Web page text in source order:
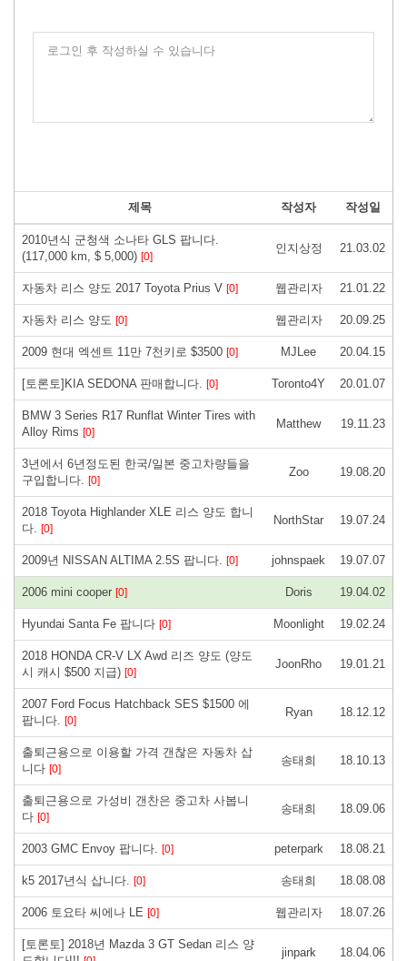
로그인 후 작성하실 수 있습니다
제목 작성자 작성일
2010년식 군청색 소나타 GLS 팝니다.
(117,000 km, $ 5,000) [0]
인지상정 21.03.02
자동차 리스 양도 2017 Toyota Prius V [0] 웹관리자 21.01.22
자동차 리스 양도 [0] 웹관리자 20.09.25
2009 현대 엑센트 11만 7천키로 $3500 [0] MJLee 20.04.15
[토론토]KIA SEDONA 판매합니다. [0] Toronto4Y 20.01.07
BMW 3 Series R17 Runflat Winter Tires with
Alloy Rims [0]
Matthew 19.11.23
3년에서 6년정도된 한국/일본 중고차량들을
구입합니다. [0]
Zoo 19.08.20
2018 Toyota Highlander XLE 리스 양도 합니
다. [0]
NorthStar 19.07.24
2009년 NISSAN ALTIMA 2.5S 팝니다. [0] johnspaek 19.07.07
2006 mini cooper [0] Doris 19.04.02
Hyundai Santa Fe 팝니다 [0] Moonlight 19.02.24
2018 HONDA CR-V LX Awd 리즈 양도 (양도
시 캐시 $500 지급) [0]
JoonRho 19.01.21
2007 Ford Focus Hatchback SES $1500 에
팝니다. [0]
Ryan 18.12.12
출퇴근용으로 이용할 가격 갠찮은 자동차 삽
니다 [0]
송태희 18.10.13
출퇴근용으로 가성비 갠찬은 중고차 사봅니
다 [0]
송태희 18.09.06
2003 GMC Envoy 팝니다. [0] peterpark 18.08.21
k5 2017년식 삽니다. [0] 송태희 18.08.08
2006 토요타 씨에나 LE [0] 웹관리자 18.07.26
[토론토] 2018년 Mazda 3 GT Sedan 리스 양
jinpark 18.04.06